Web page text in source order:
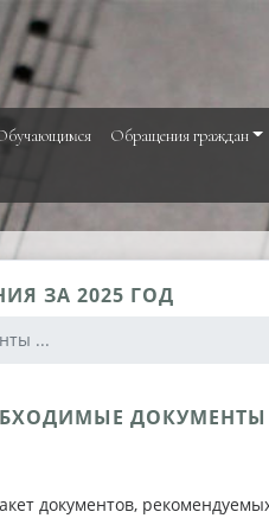
Обращения граждан
ЗА 2025 ГОД
...
документов,